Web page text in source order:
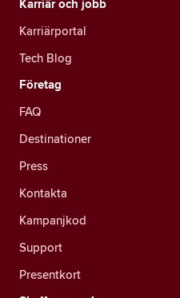
Karriär och jobb
Karriärportal
Tech Blog
Företag
FAQ
Destinationer
Press
Kontakta
Kampanjkod
Support
Presentkort